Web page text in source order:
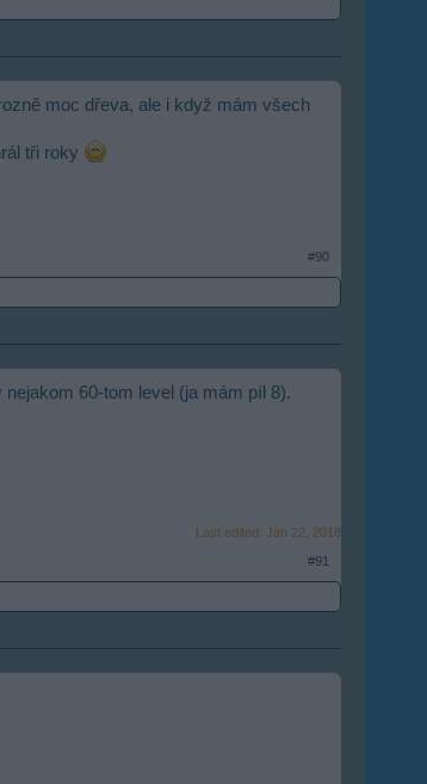
moc dřeva, ale i když mám všech
tři roky
#90
60-tom level (ja mám píl 8).
Last edited: Jan 22, 2018
#91